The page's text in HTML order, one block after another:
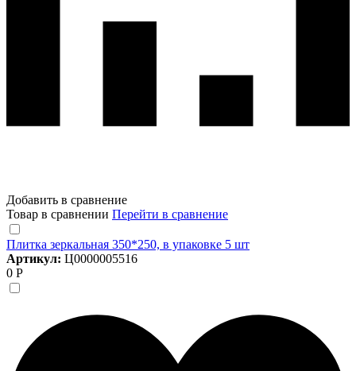
Добавить в сравнение
Товар в сравнении Перейти в сравнение
Плитка зеркальная 350*250, в упаковке 5 шт
Артикул: Ц0000005516
0 Р